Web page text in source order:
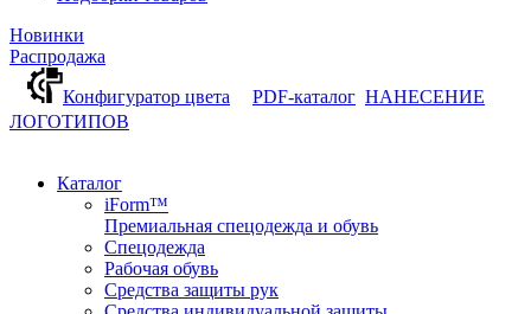
Новинки
Распродажа
Конфигуратор цвета
PDF-каталог НАНЕСЕНИЕ
ЛОГОТИПОВ
Каталог
iForm™
Премиальная спецодежда и обувь
Спецодежда
Рабочая обувь
Средства защиты рук